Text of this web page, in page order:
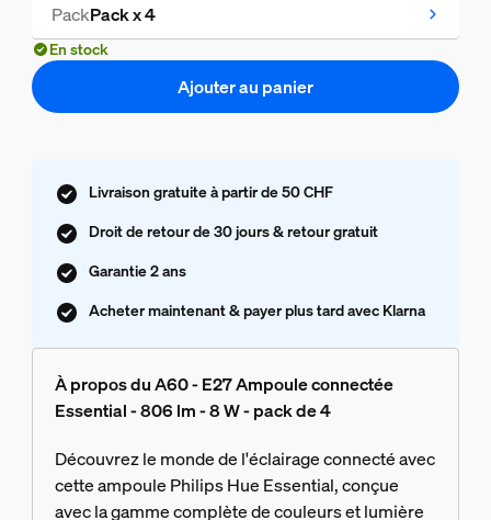
PackPack x 4
En stock
Ajouter au panier
Livraison gratuite à partir de 50 CHF
Droit de retour de 30 jours & retour gratuit
Garantie 2 ans
Acheter maintenant & payer plus tard avec Klarna
À propos du A60 - E27 Ampoule connectée
Essential - 806 lm - 8 W - pack de 4
Découvrez le monde de l'éclairage connecté avec
cette ampoule Philips Hue Essential, conçue
avec la gamme complète de couleurs et lumière